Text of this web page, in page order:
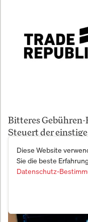
Bitteres Gebühren-
Steuert der
Diese Website
Sie die beste
Datenschutz-